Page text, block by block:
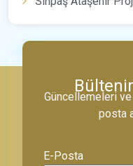
Güncellemeleri
posta
E-Posta